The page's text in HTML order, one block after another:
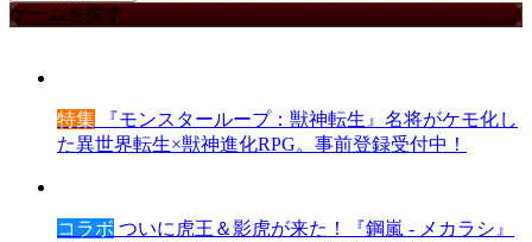
ゲームを探す
特集 『モンスターループ：獣神転生』名将がケモ化し
た異世界転生×獣神進化RPG。事前登録受付中！
コラボ ついに虎王＆影虎が来た！『鋼嵐 - メカラシ』